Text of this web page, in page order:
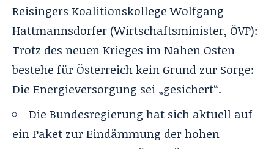
Reisingers Koalitionskollege Wolfgang
Hattmannsdorfer (Wirtschaftsminister, ÖVP):
Trotz des neuen Krieges im Nahen Osten
bestehe für Österreich kein Grund zur Sorge:
Die Energieversorgung sei „gesichert“.
Die Bundesregierung hat sich aktuell auf
einPaket zur Eindämmung der hohen